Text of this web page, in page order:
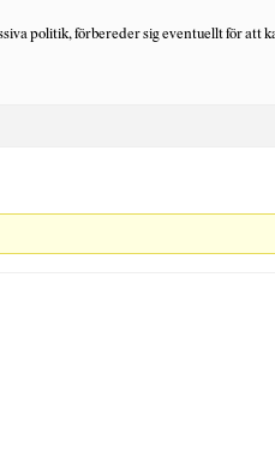
politik, förbereder sig eventuellt för att